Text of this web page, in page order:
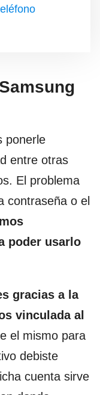
ponerle
entre otras
El problema
contraseña o el
poder usarlo
gracias a la
vinculada al
el mismo para
debiste
cuenta sirve